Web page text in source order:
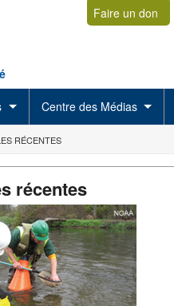
Faire un don
Centre des Médias
RÉCENTES
récentes